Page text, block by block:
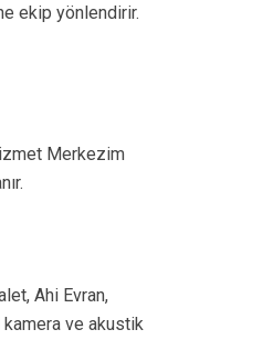
ekip yönlendirir.
Merkezim
Ahi Evran,
kamera ve akustik